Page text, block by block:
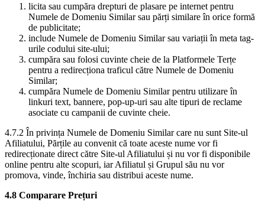
licita sau cumpăra drepturi de plasare pe internet pentru
Numele de Domeniu Similar sau părți similare în orice formă
de publicitate;
include Numele de Domeniu Similar sau variații în meta tag-
urile codului site-ului;
cumpăra sau folosi cuvinte cheie de la Platformele Terțe
pentru a redirecționa traficul către Numele de Domeniu
Similar;
cumpăra Numele de Domeniu Similar pentru utilizare în
linkuri text, bannere, pop-up-uri sau alte tipuri de reclame
asociate cu campanii de cuvinte cheie.
4.7.2 În privința Numele de Domeniu Similar care nu sunt Site-ul
Afiliatului, Părțile au convenit că toate aceste nume vor fi
redirecționate direct către Site-ul Afiliatului și nu vor fi disponibile
online pentru alte scopuri, iar Afiliatul și Grupul său nu vor
promova, vinde, închiria sau distribui aceste nume.
4.8 Comparare Prețuri